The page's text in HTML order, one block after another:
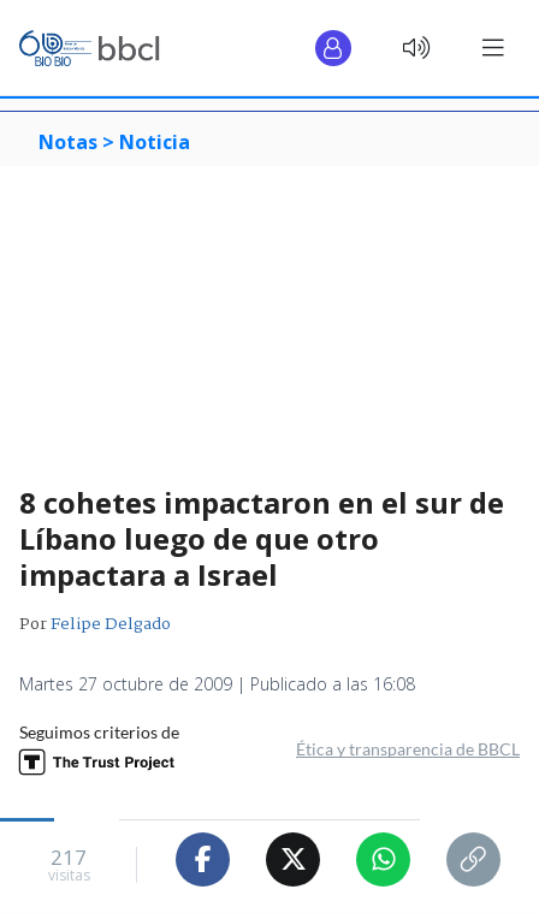
Notas > Noticia
8 cohetes impactaron en el sur de
Líbano luego de que otro
impactara a Israel
PorFelipe Delgado
Martes 27 octubre de 2009 | Publicado a las 16:08
Seguimos criterios de
Ética y transparencia de BBCL
217
visitas